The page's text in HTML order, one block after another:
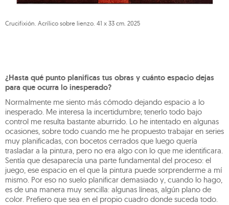
Crucifixión. Acrílico sobre lienzo. 41 x 33 cm. 2025
¿Hasta qué punto planificas tus obras y cuánto espacio dejas
para que ocurra lo inesperado?
Normalmente me siento más cómodo dejando espacio a lo
inesperado. Me interesa la incertidumbre; tenerlo todo bajo
control me resulta bastante aburrido. Lo he intentado en algunas
ocasiones, sobre todo cuando me he propuesto trabajar en series
muy planificadas, con bocetos cerrados que luego quería
trasladar a la pintura, pero no era algo con lo que me identificara.
Sentía que desaparecía una parte fundamental del proceso: el
juego, ese espacio en el que la pintura puede sorprenderme a mí
mismo. Por eso no suelo planificar demasiado y, cuando lo hago,
es de una manera muy sencilla: algunas líneas, algún plano de
color. Prefiero que sea en el propio cuadro donde suceda todo.